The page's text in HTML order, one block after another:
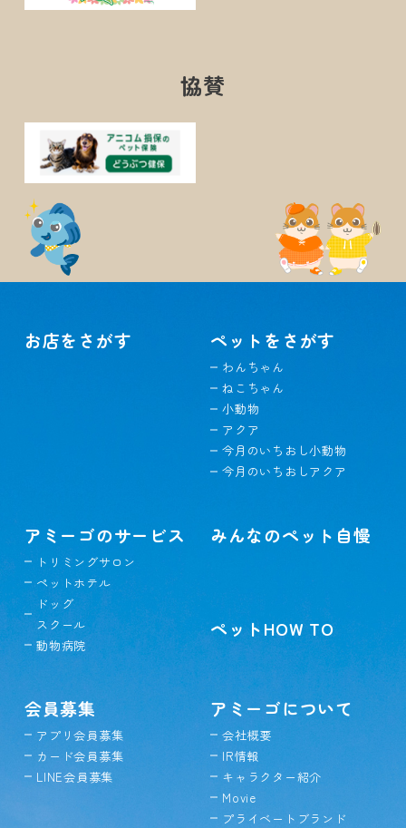
協賛
お店をさがす ペットをさがす
わんちゃん
ねこちゃん
小動物
アクア
今月のいちおし小動物
今月のいちおしアクア
アミーゴのサービス
トリミングサロン
ペットホテル
ドッグ
スクール
動物病院
みんなのペット自慢
ペットHOW TO
会員募集
アプリ会員募集
カード会員募集
LINE会員募集
アミーゴについて
会社概要
IR情報
キャラクター紹介
Movie
プライベートブランド